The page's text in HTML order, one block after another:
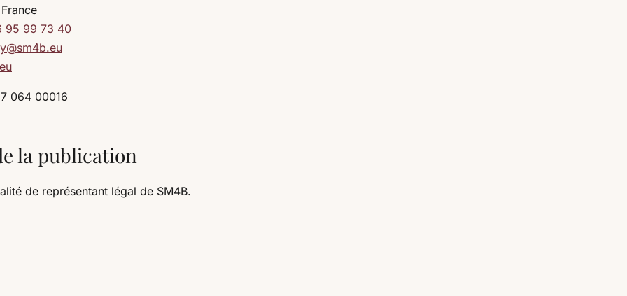
95 99 73 40
064 00016
la publication
de représentant légal de SM4B.